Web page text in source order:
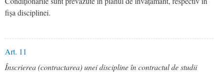
fișa disciplinei.
Art. 11
Înscrierea (contractarea) unei discipline în contractul de studii